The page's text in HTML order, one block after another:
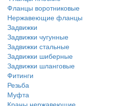
Фланцы воротниковые
Нержавеющие фланцы
Задвижки
Задвижки чугунные
Задвижки стальные
Задвижки шиберные
Задвижки шланговые
Фитинги
Резьба
Муфта